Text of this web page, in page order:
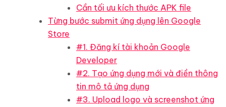
Cần tối ưu kích thước APK file
Từng bước submit ứng dụng lên Google
Store
#1. Đăng kí tài khoản Google
Developer
#2. Tạo ứng dụng mới và điền thông
tin mô tả ứng dụng
#3. Upload logo và screenshot ứng